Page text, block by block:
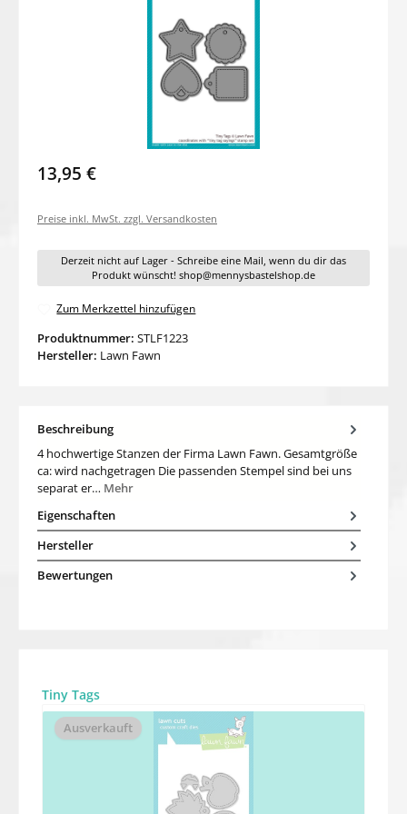
13,95 €
Preise inkl. MwSt. zzgl. Versandkosten
Derzeit nicht auf Lager - Schreibe eine Mail, wenn du dir das
Produkt wünscht! shop@mennysbastelshop.de
Zum Merkzettel hinzufügen
Produktnummer: STLF1223
Hersteller: Lawn Fawn
Beschreibung
4 hochwertige Stanzen der Firma Lawn Fawn. Gesamtgröße
ca: wird nachgetragen Die passenden Stempel sind bei uns
separat er… Mehr
Eigenschaften
Hersteller
Bewertungen
Produktgalerie überspringen
Tiny Tags
Ausverkauft